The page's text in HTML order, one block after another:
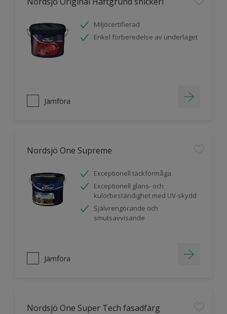
Miljöcertifierad
Enkel förberedelse av underlaget
Jämföra
Nordsjö One Supreme
Exceptionell täckförmåga
Exceptionell glans- och
kulörbeständighet med UV-skydd
Självrengörande och
smutsavvisande
Jämföra
Nordsjö One Super Tech fasadfärg